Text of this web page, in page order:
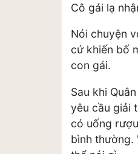
Cô gái lạ
Nói chuyện
cứ khiến bố
con gái.
Sau khi
yêu cầu giải
có uống
bình thường.